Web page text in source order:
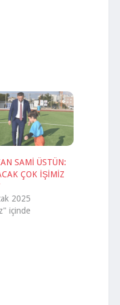
SAMİ ÜSTÜN:
ÇOK İŞİMİZ
2025
içinde